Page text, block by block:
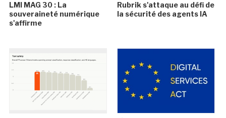
LMI MAG 30 : La
souveraineté numérique
s'affirme
Rubrik s'attaque au défi de
la sécurité des agents IA